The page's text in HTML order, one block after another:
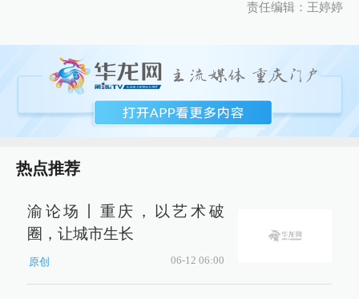
责任编辑：王婷婷
热点推荐
渝论场丨重庆，以艺术破
圈，让城市生长
原创 06-12 06:00